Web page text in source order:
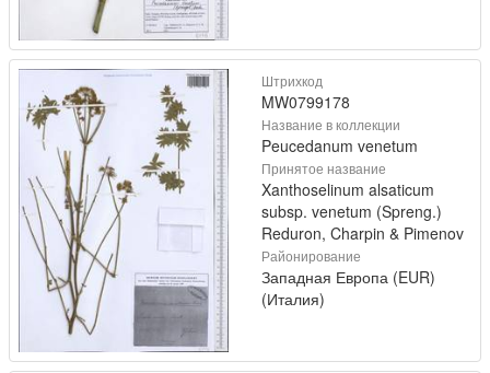
Штрихкод
MW0799178
Название в коллекции
Peucedanum venetum
Принятое название
Xanthoselinum alsaticum
subsp. venetum (Spreng.)
Reduron, Charpin & Pimenov
Районирование
Западная Европа (EUR)
(Италия)